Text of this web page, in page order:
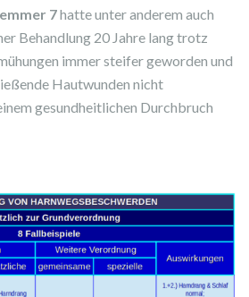
7hatte unter anderem auch
Behandlung 20 Jahre lang trotz
immer steifer geworden und
Hautwunden nicht
gesundheitlichen Durchbruch